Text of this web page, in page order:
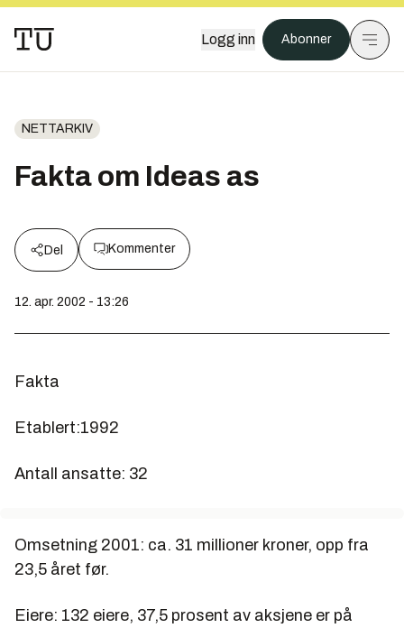
Logg inn Abonner
NETTARKIV
Fakta om Ideas as
Del Kommenter
12. apr. 2002 - 13:26
Fakta
Etablert:1992
Antall ansatte: 32
Omsetning 2001: ca. 31 millioner kroner, opp fra
23,5 året før.
Eiere: 132 eiere, 37,5 prosent av aksjene er på